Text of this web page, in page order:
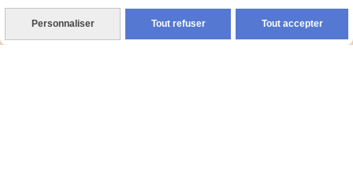
Personnaliser Tout refuser Tout accepter